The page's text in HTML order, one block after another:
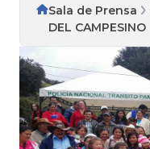
Sala de Prensa
DEL CAMPESINO